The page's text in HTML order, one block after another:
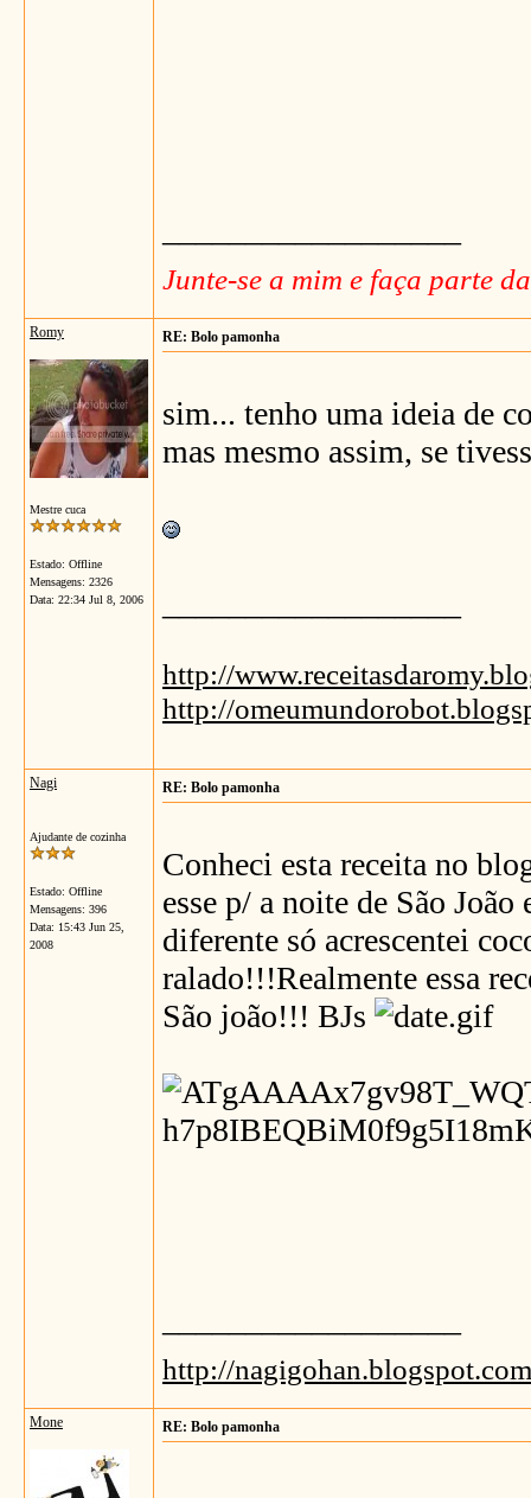
Junte-se a mim e faça parte
Romy
Mestre cuca
Estado: Offline
Mensagens: 2326
Data: 22:34 Jul 8, 2006
RE: Bolo pamonha
sim... tenho uma ideia de
mas mesmo assim, se
http://
http://
Nagi
Ajudante de cozinha
Estado: Offline
Mensagens: 396
Data: 15:43 Jun 25,
2008
RE: Bolo pamonha
Conheci esta receita no
esse p/ a noite de São
diferente só acrescentei
ralado!!!Realmente essa
São joão!!! BJs
http://
Mone RE: Bolo pamonha